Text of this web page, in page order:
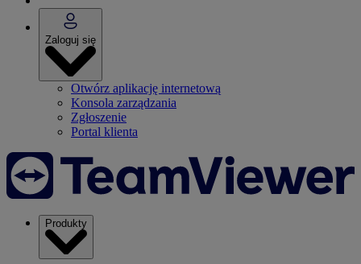
Zaloguj się
Otwórz aplikację internetową
Konsola zarządzania
Zgłoszenie
Portal klienta
Produkty